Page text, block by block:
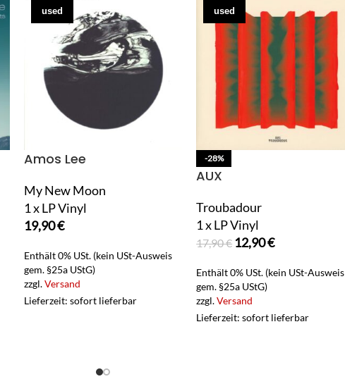
used
Amos Lee
My New Moon
1 x LP Vinyl
19,90€
Enthält 0% USt. (kein USt-Ausweis
gem. §25a UStG)
zzgl.Versand
Lieferzeit: sofort lieferbar
used
-28%
AUX
Troubadour
1 x LP Vinyl
17,90€ 12,90€
Enthält 0% USt. (kein USt-Ausweis
gem. §25a UStG)
zzgl.Versand
Lieferzeit: sofort lieferbar